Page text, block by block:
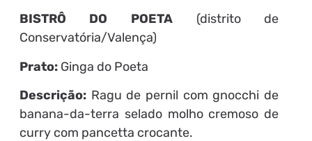
BISTRÔ DO POETA (distrito de
Conservatória/Valença)
Prato: Ginga do Poeta
Descrição: Ragu de pernil com gnocchi de
banana-da-terra selado molho cremoso de
curry com pancetta crocante.